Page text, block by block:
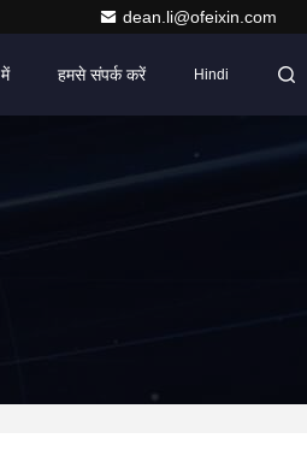
dean.li@ofeixin.com
हमसे संपर्क करें Hindi